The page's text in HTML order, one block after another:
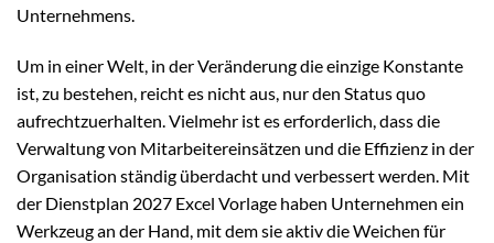
Unternehmens.
Um in einer Welt, in der Veränderung die einzige Konstante
ist, zu bestehen, reicht es nicht aus, nur den Status quo
aufrechtzuerhalten. Vielmehr ist es erforderlich, dass die
Verwaltung von Mitarbeitereinsätzen und die Effizienz in der
Organisation ständig überdacht und verbessert werden. Mit
der Dienstplan 2027 Excel Vorlage haben Unternehmen ein
Werkzeug an der Hand, mit dem sie aktiv die Weichen für